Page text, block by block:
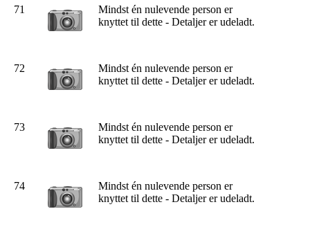
71
Mindst én nulevende person er
knyttet til dette - Detaljer er udeladt.
72
Mindst én nulevende person er
knyttet til dette - Detaljer er udeladt.
73
Mindst én nulevende person er
knyttet til dette - Detaljer er udeladt.
74
Mindst én nulevende person er
knyttet til dette - Detaljer er udeladt.